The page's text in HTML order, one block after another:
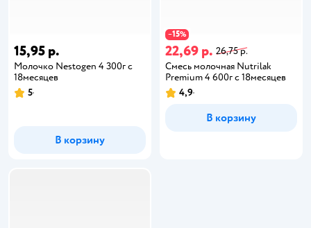
15,95 р.
Молочко Nestogen 4 300г с
18месяцев
5
В корзину
−15%
22,69 р. 26,75 р.
Смесь молочная Nutrilak
Premium 4 600г с 18месяцев
4,9
В корзину